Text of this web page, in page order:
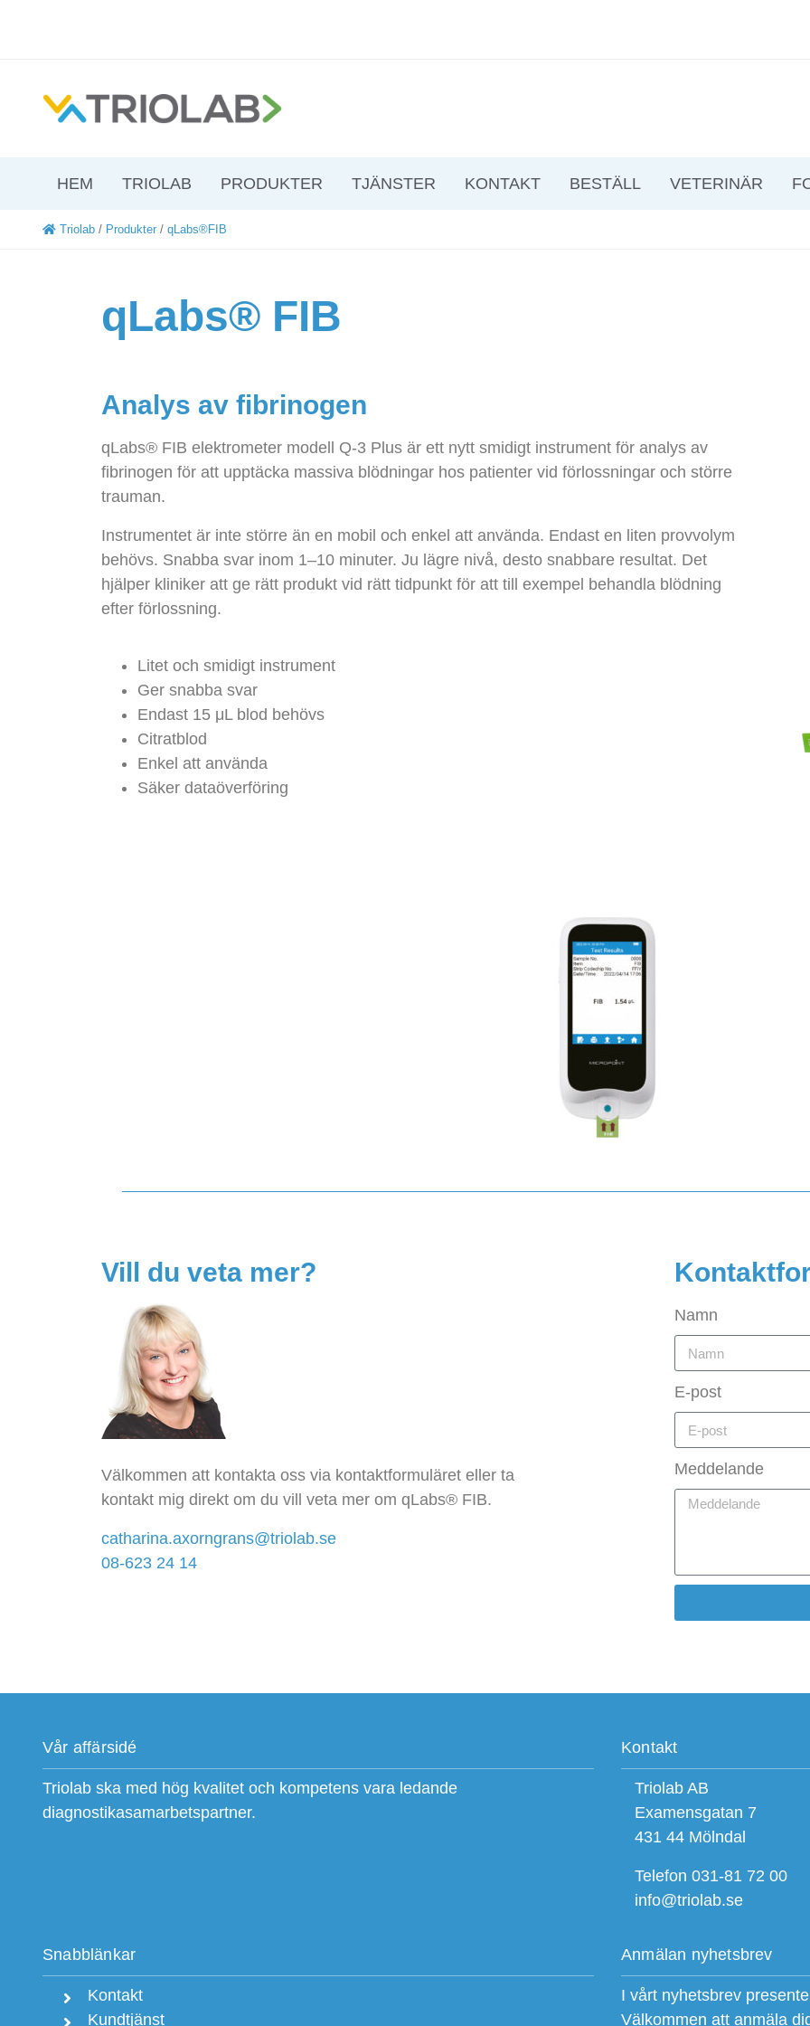
HEM TRIOLAB PRODUKTER TJÄNSTER KONTAKT BESTÄLL VETERINÄR
Triolab / Produkter / qLabs®FIB
qLabs® FIB
Analys av fibrinogen
qLabs® FIB elektrometer modell Q-3 Plus är ett nytt smidigt instrument för analys av
fibrinogen för att upptäcka massiva blödningar hos patienter vid förlossningar och större
trauman.
Instrumentet är inte större än en mobil och enkel att använda. Endast en liten provvolym
behövs. Snabba svar inom 1–10 minuter. Ju lägre nivå, desto snabbare resultat. Det
hjälper kliniker att ge rätt produkt vid rätt tidpunkt för att till exempel behandla blödning
efter förlossning.
Litet och smidigt instrument
Ger snabba svar
Endast 15 μL blod behövs
Citratblod
Enkel att använda
Säker dataöverföring
Vill du veta mer?
Välkommen att kontakta oss via kontaktformuläret eller ta
kontakt mig direkt om du vill veta mer om qLabs® FIB.
catharina.axorngrans@triolab.se
08-623 24 14
Namn
E-post
Meddelande
Vår affärsidé
Triolab ska med hög kvalitet och kompetens vara ledande
diagnostikasamarbetspartner.
Kontakt
Triolab AB
Examensgatan 7
431 44 Mölndal
Telefon 031-81 72 00
info@triolab.se
Snabblänkar
Kontakt
Kundtjänst
Anmälan nyhetsbrev
I vårt nyhetsbrev
Välkommen att anmäla